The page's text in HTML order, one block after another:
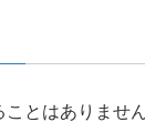
とはありません